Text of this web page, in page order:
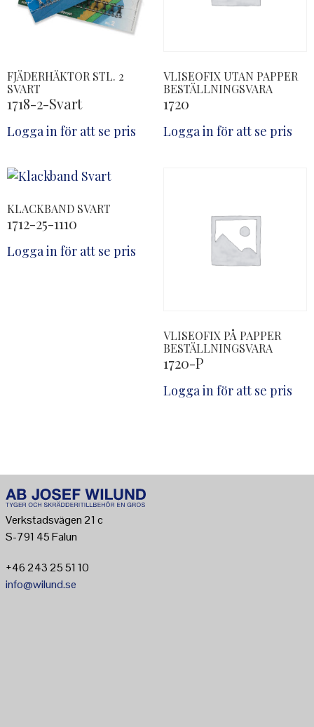
FJÄDERHÄKTOR STL. 2
SVART
1718-2-Svart
Logga in för att se pris
VLISEOFIX UTAN PAPPER
BESTÄLLNINGSVARA
1720
Logga in för att se pris
KLACKBAND SVART
1712-25-1110
Logga in för att se pris
VLISEOFIX PÅ PAPPER
BESTÄLLNINGSVARA
1720-P
Logga in för att se pris
Verkstadsvägen 21 c
S-791 45 Falun
+46 243 25 51 10
info@wilund.se